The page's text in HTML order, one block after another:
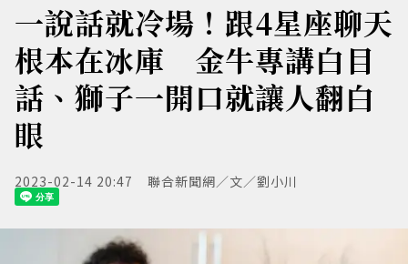
一說話就冷場！跟4星座聊天
根本在冰庫 金牛專講白目
話、獅子一開口就讓人翻白
眼
2023-02-14 20:47 聯合新聞網／文／劉小川